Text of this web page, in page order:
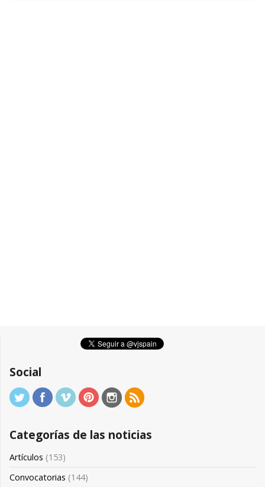
Social
Categorías de las noticias
Artículos (153)
Convocatorias (144)